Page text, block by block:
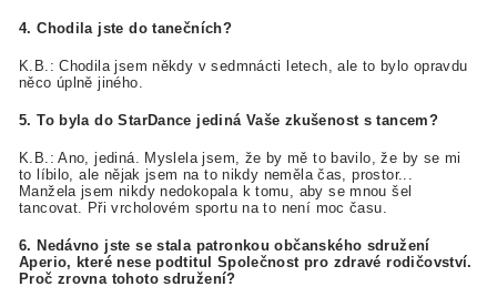
4. Chodila jste do tanečních?
K.B.: Chodila jsem někdy v sedmnácti letech, ale to bylo opravdu
něco úplně jiného.
5. To byla do StarDance jediná Vaše zkušenost s tancem?
K.B.: Ano, jediná. Myslela jsem, že by mě to bavilo, že by se mi
to líbilo, ale nějak jsem na to nikdy neměla čas, prostor...
Manžela jsem nikdy nedokopala k tomu, aby se mnou šel
tancovat. Při vrcholovém sportu na to není moc času.
6. Nedávno jste se stala patronkou občanského sdružení
Aperio, které nese podtitul Společnost pro zdravé rodičovství.
Proč zrovna tohoto sdružení?